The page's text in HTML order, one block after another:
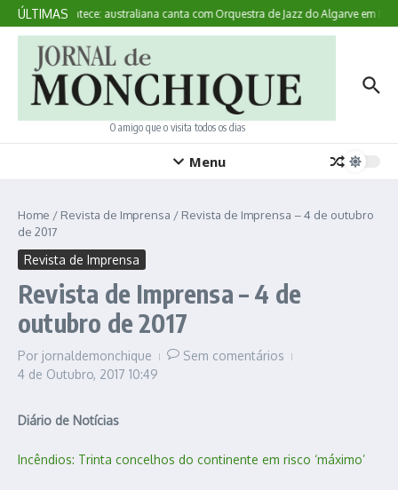
Ir para o conteúdo
ÚLTIMAS
Aqui Acontece: australiana canta com Orquestra de Jazz do Algarve em
O amigo que o visita todos os dias
Menu
Home / Revista de Imprensa / Revista de Imprensa – 4 de outubro
de 2017
Revista de Imprensa
Revista de Imprensa – 4 de
outubro de 2017
Por jornaldemonchique
Sem comentários
4 de Outubro, 2017 10:49
Diário de Notícias
Incêndios: Trinta concelhos do continente em risco ‘máximo’